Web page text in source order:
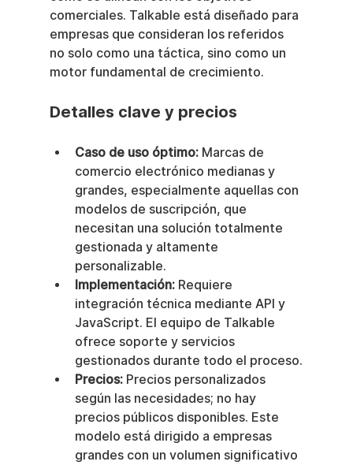
comerciales. Talkable está diseñado para
empresas que consideran los referidos
no solo como una táctica, sino como un
motor fundamental de crecimiento.
Detalles clave y precios
Caso de uso óptimo: Marcas de
comercio electrónico medianas y
grandes, especialmente aquellas con
modelos de suscripción, que
necesitan una solución totalmente
gestionada y altamente
personalizable.
Implementación: Requiere
integración técnica mediante API y
JavaScript. El equipo de Talkable
ofrece soporte y servicios
gestionados durante todo el proceso.
Precios: Precios personalizados
según las necesidades; no hay
precios públicos disponibles. Este
modelo está dirigido a empresas
grandes con un volumen significativo